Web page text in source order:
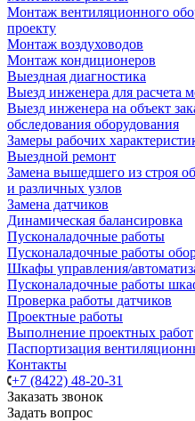
Монтаж вентиляционного
проекту
Монтаж воздуховодов
Монтаж кондиционеров
Выездная диагностика
Выезд инженера для расчета
Выезд инженера на объект
обследования оборудования
Замеры рабочих
Выездной ремонт
Замена вышедшего из строя
и различных узлов
Замена датчиков
Динамическая балансировка
Пусконаладочные работы
Пусконаладочные работы
Шкафы управления/
Пусконаладочные работы
Проверка работы датчиков
Проектные работы
Выполнение проектных работ
Паспортизация
Контакты
+7 (8422) 48-20-31
Заказать звонок
Задать вопрос